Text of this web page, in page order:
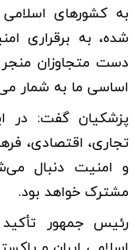
به کشورهای
شده، به برقراری
دست متجاوزان
اساسی ما به شمار
پزشکیان گفت: در
تجاری، اقتصادی،
و امنیت دنبال
مشترک خواهد بود.
رئیس جمهور